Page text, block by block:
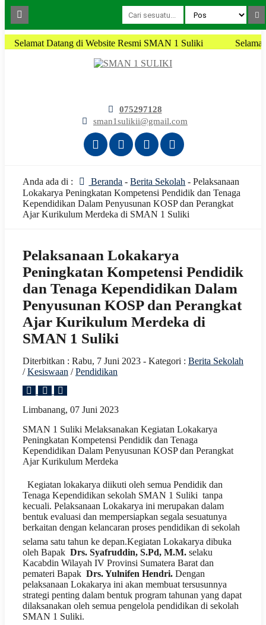
Selamat Datang di Website Resmi SMAN 1 Suliki
075297128
sman1sulikii@gmail.com
Anda ada di : Beranda -Berita Sekolah -Pelaksanaan
Lokakarya Peningkatan Kompetensi Pendidik dan Tenaga
Kependidikan Dalam Penyusunan KOSP dan Perangkat
Ajar Kurikulum Merdeka di SMAN 1 Suliki
Pelaksanaan Lokakarya
Peningkatan Kompetensi Pendidik
dan Tenaga Kependidikan Dalam
Penyusunan KOSP dan Perangkat
Ajar Kurikulum Merdeka di
SMAN 1 Suliki
Diterbitkan : Rabu, 7 Juni 2023 - Kategori : Berita Sekolah
/Kesiswaan /Pendidikan
Limbanang, 07 Juni 2023
SMAN 1 Suliki Melaksanakan Kegiatan Lokakarya
Peningkatan Kompetensi Pendidik dan Tenaga
Kependidikan Dalam Penyusunan KOSP dan Perangkat
Ajar Kurikulum Merdeka
Kegiatan lokakarya diikuti oleh semua Pendidik dan
Tenaga Kependidikan sekolah SMAN 1 Suliki tanpa
kecuali. Pelaksanaan Lokakarya ini merupakan dalam
bentuk evaluasi dan mempersiapkan segala sesuatunya
berkaitan dengan kelancaran proses pendidikan di sekolah
selama satu tahun ke depan.Kegiatan Lokakarya dibuka
oleh Bapak Drs. Syafruddin, S.Pd, M.M. selaku
Kacabdin Wilayah IV Provinsi Sumatera Barat dan
pemateri Bapak Drs. Yulnifen Hendri. Dengan
pelaksanaan Lokakarya ini akan membuat tersusunnya
strategi penting dalam bentuk program tahunan yang dapat
dilaksanakan oleh semua pengelola pendidikan di sekolah
SMAN 1 Suliki.